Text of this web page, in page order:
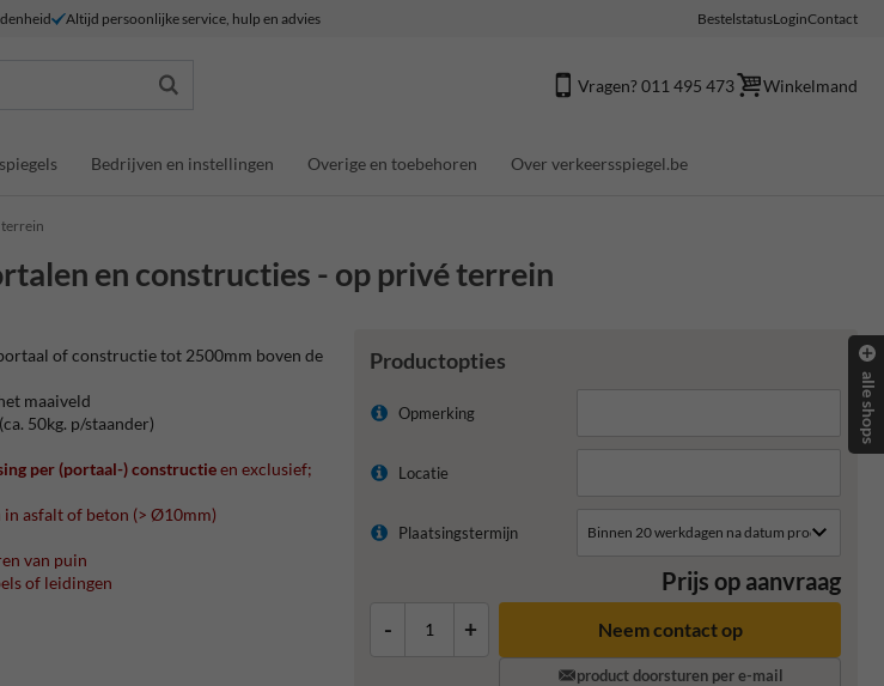
Altijd persoonlijke service, hulp en advies BestelstatusLoginContact
Vragen? 011 495 473 Winkelmand
Bedrijven en instellingen Overige en toebehoren Over verkeersspiegel.be
terrein
en constructies - op privé terrein
Productopties
Opmerking
Locatie
Plaatsingstermijn
Prijs op aanvraag
- +
product doorsturen per e-mail
of constructie tot 2500mm boven de
maaiveld
50kg. p/staander)
per (portaal-) constructieen exclusief;
in asfalt of beton (> Ø10mm)
van puin
of leidingen
alle shops